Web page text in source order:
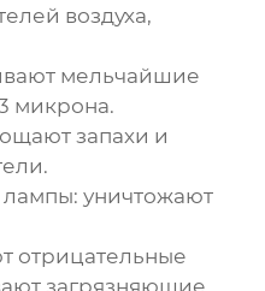
воздуха,
мельчайшие
микрона.
запахи и
уничтожают
отрицательные